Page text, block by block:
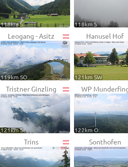
118km S 118km S
Leogang - Asitz
119km SO
Hanusel Hof
121km SW
Tristner Ginzling
121km S
WP
122km O
Trins Sonthofen